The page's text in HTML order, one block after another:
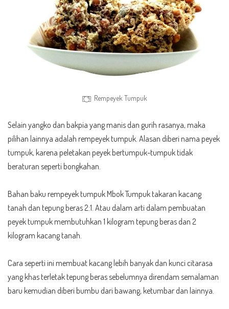
Rempeyek Tumpuk
Selain yangko dan bakpia yang manis dan gurih rasanya, maka
pilihan lainnya adalah rempeyek tumpuk. Alasan diberi nama peyek
tumpuk, karena peletakan peyek bertumpuk-tumpuk tidak
beraturan seperti bongkahan.
Bahan baku rempeyek tumpuk Mbok Tumpuk takaran kacang
tanah dan tepung beras 2:1. Atau dalam arti dalam pembuatan
peyek tumpuk membutuhkan 1 kilogram tepung beras dan 2
kilogram kacang tanah.
Cara seperti ini membuat kacang lebih banyak dan kunci citarasa
yang khas terletak tepung beras sebelumnya direndam semalaman
baru kemudian diberi bumbu dari bawang, ketumbar dan lainnya.